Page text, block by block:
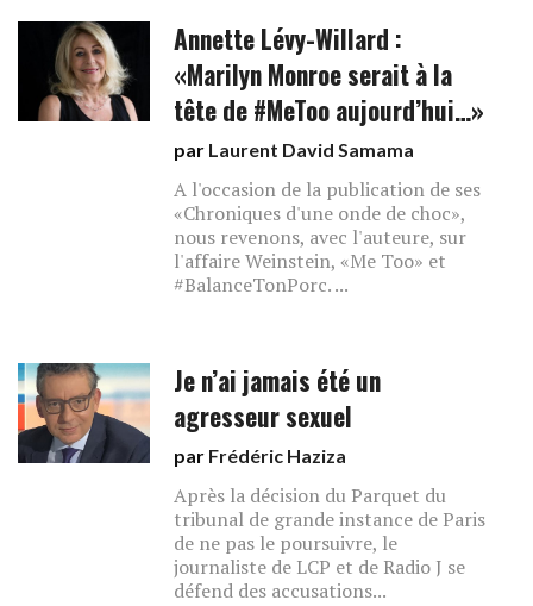
Annette Lévy-Willard :
«Marilyn Monroe serait à la
tête de #MeToo aujourd’hui…»
par Laurent David Samama
A l'occasion de la publication de ses
«Chroniques d'une onde de choc»,
nous revenons, avec l'auteure, sur
l'affaire Weinstein, «Me Too» et
#BalanceTonPorc. ...
Je n’ai jamais été un
agresseur sexuel
par Frédéric Haziza
Après la décision du Parquet du
tribunal de grande instance de Paris
de ne pas le poursuivre, le
journaliste de LCP et de Radio J se
défend des accusations...